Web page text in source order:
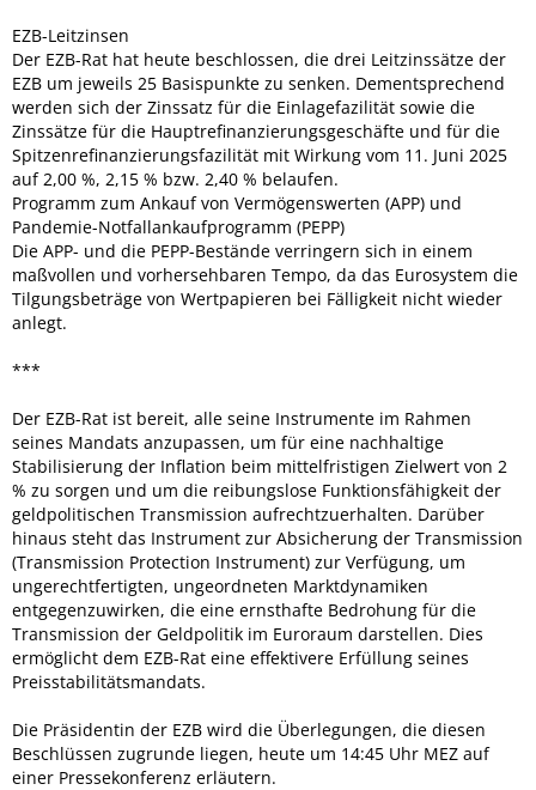
EZB-Leitzinsen
Der EZB-Rat hat heute beschlossen, die drei Leitzinssätze der
EZB um jeweils 25 Basispunkte zu senken. Dementsprechend
werden sich der Zinssatz für die Einlagefazilität sowie die
Zinssätze für die Hauptrefinanzierungsgeschäfte und für die
Spitzenrefinanzierungsfazilität mit Wirkung vom 11. Juni 2025
auf 2,00 %, 2,15 % bzw. 2,40 % belaufen.
Programm zum Ankauf von Vermögenswerten (APP) und
Pandemie-Notfallankaufprogramm (PEPP)
Die APP- und die PEPP-Bestände verringern sich in einem
maßvollen und vorhersehbaren Tempo, da das Eurosystem die
Tilgungsbeträge von Wertpapieren bei Fälligkeit nicht wieder
anlegt.
***
Der EZB-Rat ist bereit, alle seine Instrumente im Rahmen
seines Mandats anzupassen, um für eine nachhaltige
Stabilisierung der Inflation beim mittelfristigen Zielwert von 2
% zu sorgen und um die reibungslose Funktionsfähigkeit der
geldpolitischen Transmission aufrechtzuerhalten. Darüber
hinaus steht das Instrument zur Absicherung der Transmission
(Transmission Protection Instrument) zur Verfügung, um
ungerechtfertigten, ungeordneten Marktdynamiken
entgegenzuwirken, die eine ernsthafte Bedrohung für die
Transmission der Geldpolitik im Euroraum darstellen. Dies
ermöglicht dem EZB-Rat eine effektivere Erfüllung seines
Preisstabilitätsmandats.
Die Präsidentin der EZB wird die Überlegungen, die diesen
Beschlüssen zugrunde liegen, heute um 14:45 Uhr MEZ auf
einer Pressekonferenz erläutern.